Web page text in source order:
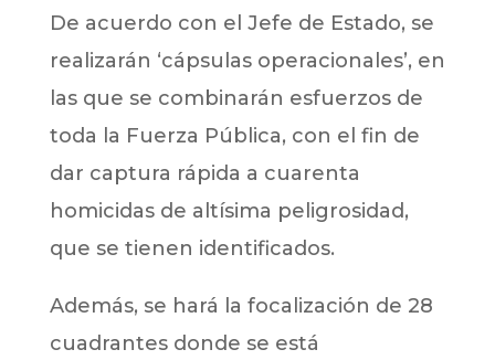
De acuerdo con el Jefe de Estado, se
realizarán ‘cápsulas operacionales’, en
las que se combinarán esfuerzos de
toda la Fuerza Pública, con el fin de
dar captura rápida a cuarenta
homicidas de altísima peligrosidad,
que se tienen identificados.
Además, se hará la focalización de 28
cuadrantes donde se está